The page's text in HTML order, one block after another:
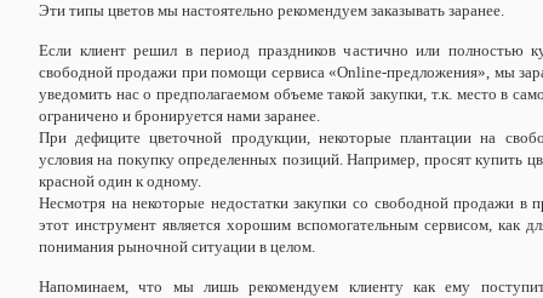
Эти типы цветов мы настоятельно рекомендуем заказывать заранее.
Если клиент решил в период праздников частично или полностью
свободной продажи при помощи сервиса «Online-предложения», мы
уведомить нас о предполагаемом объеме такой закупки, т.к. место в
ограничено и бронируется нами заранее.
При дефиците цветочной продукции, некоторые плантации на
условия на покупку определенных позиций. Например, просят купить
красной один к одному.
Несмотря на некоторые недостатки закупки со свободной продажи в
этот инструмент является хорошим вспомогательным сервисом, как
понимания рыночной ситуации в целом.
Напоминаем, что мы лишь рекомендуем клиенту как ему